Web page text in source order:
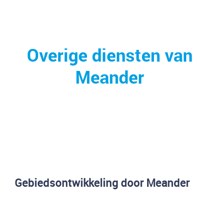
Overige diensten van
Meander
Gebiedsontwikkeling door Meander